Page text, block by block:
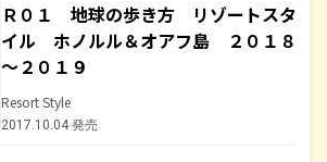
Ｒ０１ 地球の歩き方 リゾートスタ
イル ホノルル＆オアフ島 ２０１８
～２０１９
Resort Style
2017.10.04 発売